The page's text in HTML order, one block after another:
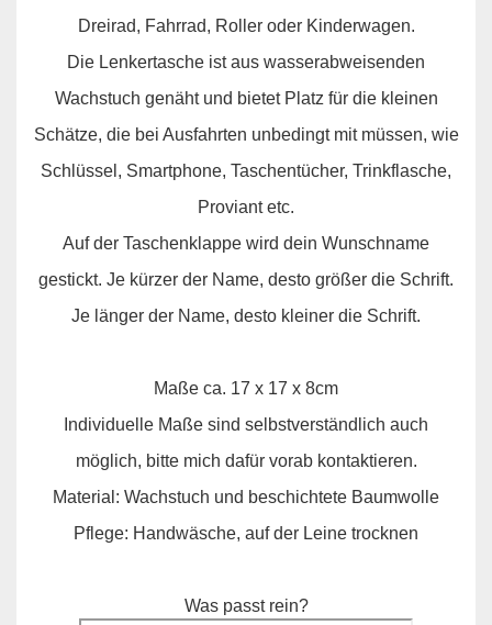
Dreirad, Fahrrad, Roller oder Kinderwagen.
Die Lenkertasche ist aus wasserabweisenden
Wachstuch genäht und bietet Platz für die kleinen
Schätze, die bei Ausfahrten unbedingt mit müssen, wie
Schlüssel, Smartphone, Taschentücher, Trinkflasche,
Proviant etc.
Auf der Taschenklappe wird dein Wunschname
gestickt. Je kürzer der Name, desto größer die Schrift.
Je länger der Name, desto kleiner die Schrift.
Maße ca. 17 x 17 x 8cm
Individuelle Maße sind selbstverständlich auch
möglich, bitte mich dafür vorab kontaktieren.
Material: Wachstuch und beschichtete Baumwolle
Pflege: Handwäsche, auf der Leine trocknen
Was passt rein?